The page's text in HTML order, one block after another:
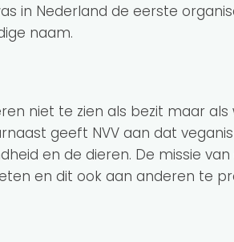
in Nederland de eerste
naam.
niet te zien als bezit maar
geeft NVV aan dat
en de dieren. De missie
en dit ook aan anderen te